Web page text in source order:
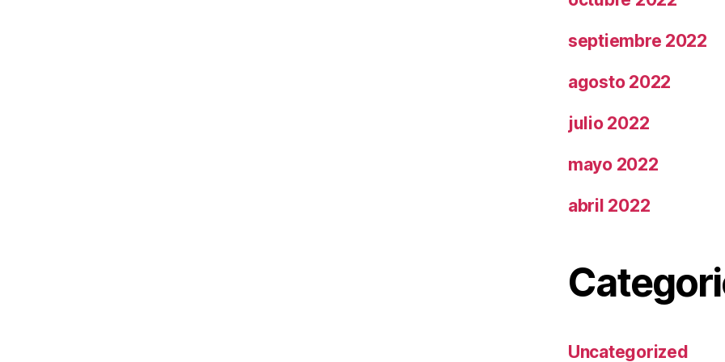
septiembre 2022
agosto 2022
julio 2022
mayo 2022
abril 2022
Uncategorized